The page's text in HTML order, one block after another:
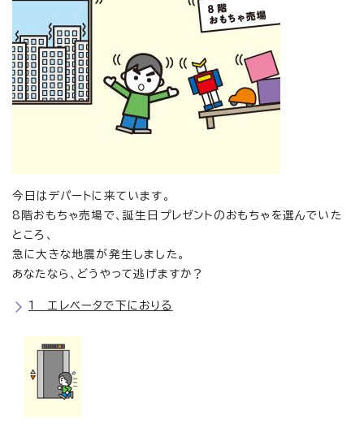
今日はデパートに来ています。
8階おもちゃ売場で、誕生日プレゼントのおもちゃを選んでいた
ところ、
急に大きな地震が発生しました。
あなたなら、どうやって逃げますか？
1 エレベータで下におりる